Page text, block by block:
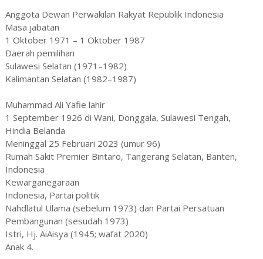
Anggota Dewan Perwakilan Rakyat Republik Indonesia
Masa jabatan
1 Oktober 1971 – 1 Oktober 1987
Daerah pemilihan
Sulawesi Selatan (1971–1982)
Kalimantan Selatan (1982–1987)
Muhammad Ali Yafie lahir
1 September 1926 di Wani, Donggala, Sulawesi Tengah,
Hindia Belanda
Meninggal 25 Februari 2023 (umur 96)
Rumah Sakit Premier Bintaro, Tangerang Selatan, Banten,
Indonesia
Kewarganegaraan
Indonesia, Partai politik
Nahdlatul Ulama (sebelum 1973) dan Partai Persatuan
Pembangunan (sesudah 1973)
Istri, Hj. AiAisya (1945; wafat 2020)​
Anak 4.